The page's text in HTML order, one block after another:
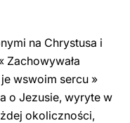
na Chrystusa i
Zachowywała
wswoim sercu »
o Jezusie, wyryte w
okoliczności,